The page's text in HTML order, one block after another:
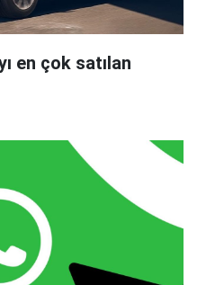
en çok satılan